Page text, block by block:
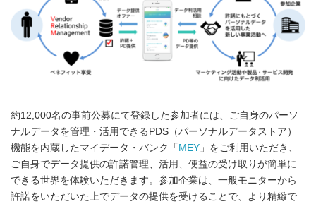
約12,000名の事前公募にて登録した参加者には、ご自身のパーソ
ナルデータを管理・活用できるPDS（パーソナルデータストア）
機能を内蔵したマイデータ・バンク「 MEY 」をご利用いただき、
ご自身でデータ提供の許諾管理、活用、便益の受け取りが簡単に
できる世界を体験いただきます。参加企業は、一般モニターから
許諾をいただいた上でデータの提供を受けることで、より精緻で